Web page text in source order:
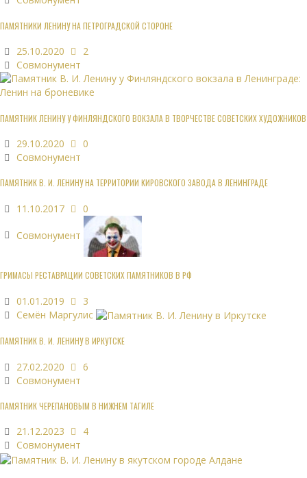
ПАМЯТНИКИ ЛЕНИНУ НА ПЕТРОГРАДСКОЙ СТОРОНЕ
25.10.2020
2
Совмонумент
ПАМЯТНИК ЛЕНИНУ У ФИНЛЯНДСКОГО ВОКЗАЛА В ТВОРЧЕСТВЕ СОВЕТСКИХ ХУДОЖНИКОВ
29.10.2020
0
Совмонумент
ПАМЯТНИК В. И. ЛЕНИНУ НА ТЕРРИТОРИИ КИРОВСКОГО ЗАВОДА В ЛЕНИНГРАДЕ
11.10.2017 0
Совмонумент
ГРИМАСЫ РЕСТАВРАЦИИ СОВЕТСКИХ ПАМЯТНИКОВ В РФ
01.01.2019
3
Семён Маргулис
ПАМЯТНИК В. И. ЛЕНИНУ В ИРКУТСКЕ
27.02.2020
6
Совмонумент
ПАМЯТНИК ЧЕРЕПАНОВЫМ В НИЖНЕМ ТАГИЛЕ
21.12.2023
4
Совмонумент